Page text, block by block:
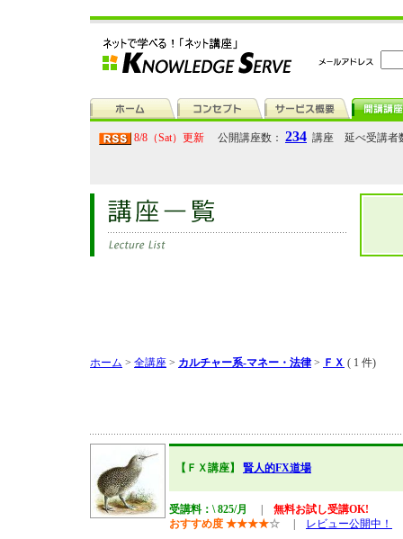
8/8（Sat）更新 公開講座数： 234 講座 延べ受講者
ホーム > 全講座 > カルチャー系-マネー・法律> ＦＸ ( 1 件)
【ＦＸ講座】 賢人的FX道場
受講料：\ 825/月
無料お試し受講OK!
おすすめ度 ★★★★☆ レビュー公開中！